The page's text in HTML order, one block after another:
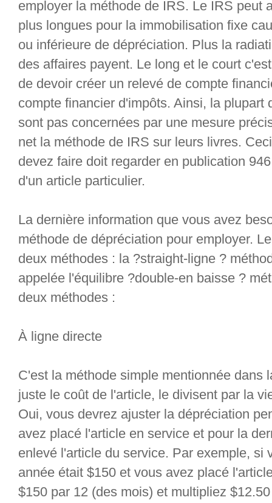
employer la méthode de IRS. Le IRS peut
plus longues pour la immobilisation fixe
ou inférieure de dépréciation. Plus la
des affaires payent. Le long et le court
de devoir créer un relevé de compte
compte financier d'impôts. Ainsi, la plupart
sont pas concernées par une mesure
net la méthode de IRS sur leurs livres.
devez faire doit regarder en publication
d'un article particulier.
La dernière information que vous avez
méthode de dépréciation pour employer.
deux méthodes : la ?straight-ligne ?
appelée l'équilibre ?double-en baisse ?
deux méthodes :
À ligne directe
C'est la méthode simple mentionnée dans
juste le coût de l'article, le divisent par la
Oui, vous devrez ajuster la dépréciation
avez placé l'article en service et pour la
enlevé l'article du service. Par exemple, si
année était $150 et vous avez placé
$150 par 12 (des mois) et multipliez